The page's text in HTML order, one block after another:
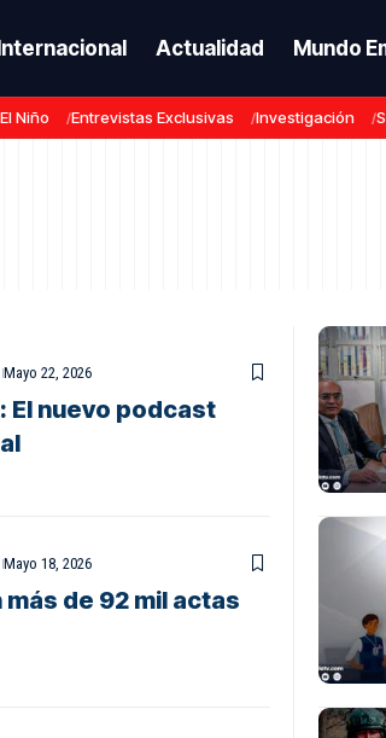
Actualidad Mundo
Niño Entrevistas Exclusivas Investigación
Mayo 22, 2026
El nuevo podcast
Mayo 18, 2026
más de 92 mil actas